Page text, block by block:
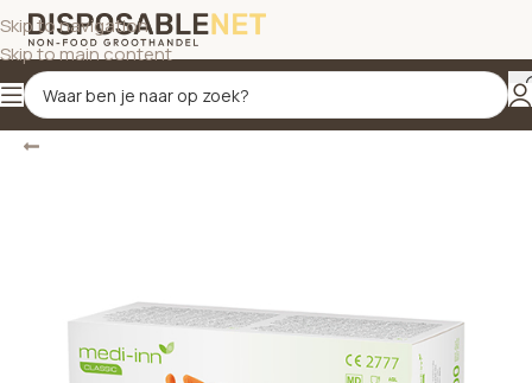
Skip to navigation
Skip to main content
Terug Home/Schoonmaakproducten/Hygiëne